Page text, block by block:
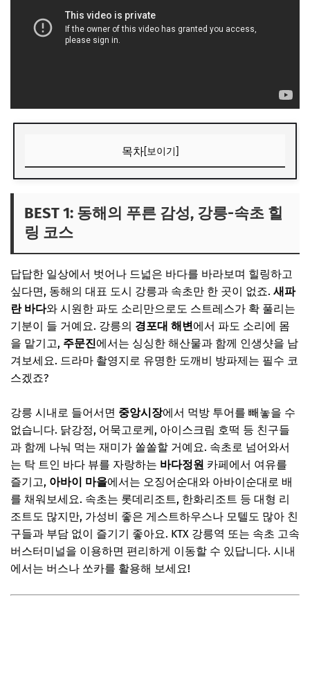
목차[보이기]
📌 지금 뜨는 꿀정보! 놓치지 마세요
BEST 2: 맛과 멋이 살아 숨 쉬는 전주 한옥마을 투어
📌 지금 뜨는 꿀정보! 놓치지 마세요
BEST 3: 천년의 역사를 품은 경주에서 우정 쌓기
📌 지금 뜨는 꿀정보! 놓치지 마세요
BEST 4: 활기찬 에너지가 넘치는 부산 즐기기
📌 지금 뜨는 꿀정보! 놓치지 마세요
BEST 5: 낭만적인 밤바다와 감성 가득 여수 여행
20대 친구들과의 여름방학 여행, 이것만은 꼭!
✔️ 여행 경비 절약 노하우
✔️ 효율적인 동선 짜는 법
✔️ 필수 준비물 리스트
✔️ 친구들과의 갈등 방지 팁
📌 지금 뜨는 꿀정보! 놓치지 마세요
BEST 1: 동해의 푸른 감성, 강릉-속초 힐
링 코스
답답한 일상에서 벗어나 드넓은 바다를 바라보며 힐링하고
싶다면, 동해의 대표 도시 강릉과 속초만 한 곳이 없죠. 새파
란 바다와 시원한 파도 소리만으로도 스트레스가 확 풀리는
기분이 들 거예요. 강릉의 경포대 해변에서 파도 소리에 몸
을 맡기고, 주문진에서는 싱싱한 해산물과 함께 인생샷을 남
겨보세요. 드라마 촬영지로 유명한 도깨비 방파제는 필수 코
스겠죠?
강릉 시내로 들어서면 중앙시장에서 먹방 투어를 빼놓을 수
없습니다. 닭강정, 어묵고로케, 아이스크림 호떡 등 친구들
과 함께 나눠 먹는 재미가 쏠쏠할 거예요. 속초로 넘어와서
는 탁 트인 바다 뷰를 자랑하는 바다정원 카페에서 여유를
즐기고, 아바이 마을에서는 오징어순대와 아바이순대로 배
를 채워보세요. 속초는 롯데리조트, 한화리조트 등 대형 리
조트도 많지만, 가성비 좋은 게스트하우스나 모텔도 많아 친
구들과 부담 없이 즐기기 좋아요. KTX 강릉역 또는 속초 고속
버스터미널을 이용하면 편리하게 이동할 수 있답니다. 시내
에서는 버스나 쏘카를 활용해 보세요!